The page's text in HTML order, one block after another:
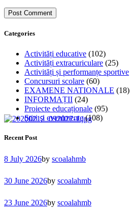
Categories
Activități educative (102)
Activități extracuriculare (25)
Activități și performanțe sportive
Concursuri scolare (60)
EXAMENE NATIONALE (18)
INFORMAȚII (24)
Proiecte educaționale (95)
Știri și evenimente(108)
Recent Post
8 July 2026by scoalahmb
30 June 2026by scoalahmb
23 June 2026by scoalahmb